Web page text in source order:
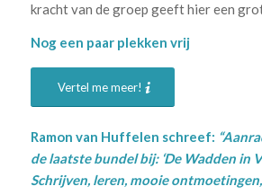
kracht van de groep geeft hier een
Nog een paar plekken vrij
Vertel me meer!
Ramon van Huffelen schreef:
de laatste bundel bij: ‘De Wadden in
Schrijven, leren, mooie